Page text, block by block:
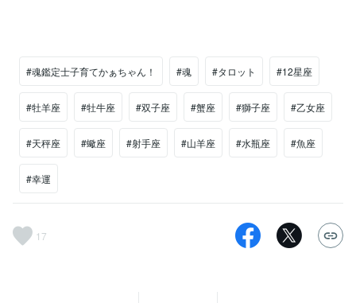
#魂鑑定士子育てかぁちゃん！ #魂 #タロット #12星座
#牡羊座 #牡牛座 #双子座 #蟹座 #獅子座 #乙女座
#天秤座 #蠍座 #射手座 #山羊座 #水瓶座 #魚座
#幸運
17